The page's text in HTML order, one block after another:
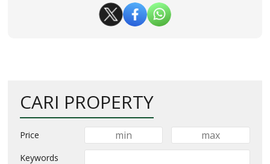
CARI PROPERTY
Price
Keywords